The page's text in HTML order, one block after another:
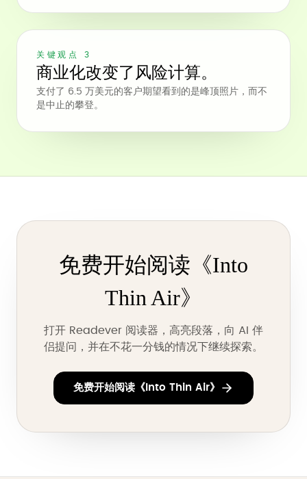
关键观点 3
商业化改变了风险计算。
支付了 6.5 万美元的客户期望看到的是峰顶照片，而不
是中止的攀登。
免费开始阅读《Into
Thin Air》
打开 Readever 阅读器，高亮段落，向 AI 伴
侣提问，并在不花一分钱的情况下继续探索。
免费开始阅读《Into Thin Air》